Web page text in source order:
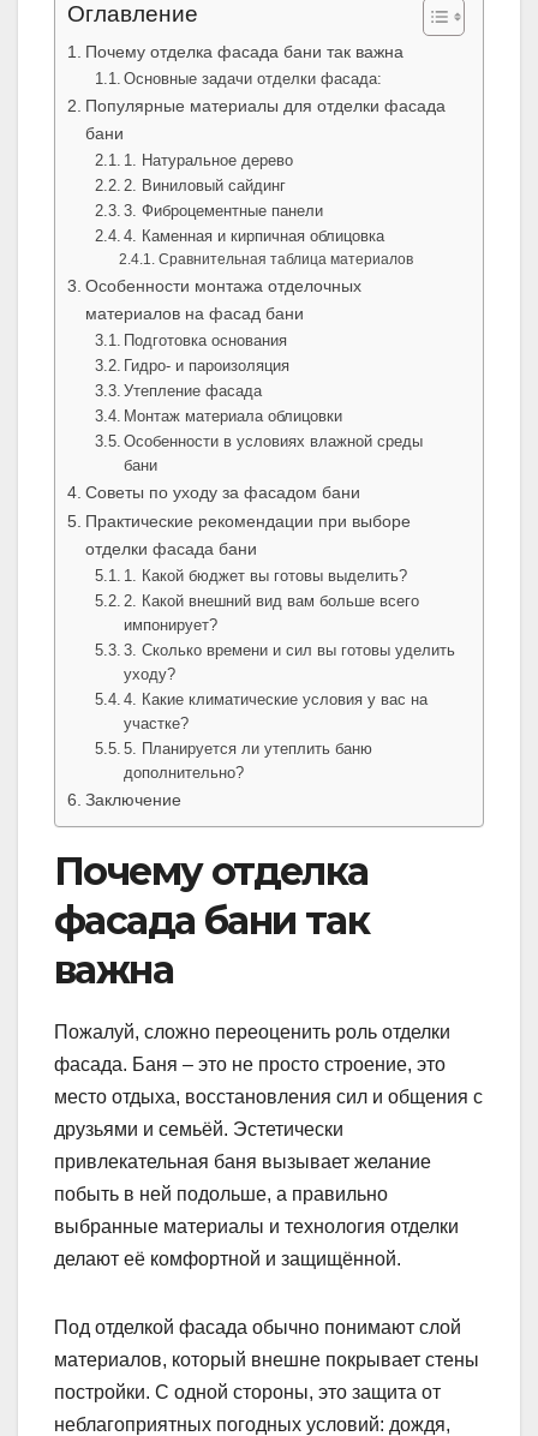
Оглавление
Почему отделка фасада бани так важна
Основные задачи отделки фасада:
Популярные материалы для отделки фасада
бани
1. Натуральное дерево
2. Виниловый сайдинг
3. Фиброцементные панели
4. Каменная и кирпичная облицовка
Сравнительная таблица материалов
Особенности монтажа отделочных
материалов на фасад бани
Подготовка основания
Гидро- и пароизоляция
Утепление фасада
Монтаж материала облицовки
Особенности в условиях влажной среды
бани
Советы по уходу за фасадом бани
Практические рекомендации при выборе
отделки фасада бани
1. Какой бюджет вы готовы выделить?
2. Какой внешний вид вам больше всего
импонирует?
3. Сколько времени и сил вы готовы уделить
уходу?
4. Какие климатические условия у вас на
участке?
5. Планируется ли утеплить баню
дополнительно?
Заключение
Почему отделка
фасада бани так
важна
Пожалуй, сложно переоценить роль отделки
фасада. Баня – это не просто строение, это
место отдыха, восстановления сил и общения с
друзьями и семьёй. Эстетически
привлекательная баня вызывает желание
побыть в ней подольше, а правильно
выбранные материалы и технология отделки
делают её комфортной и защищённой.
Под отделкой фасада обычно понимают слой
материалов, который внешне покрывает стены
постройки. С одной стороны, это защита от
неблагоприятных погодных условий: дождя,